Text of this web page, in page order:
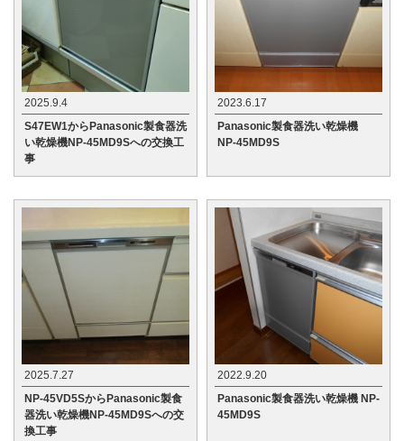
2025.9.4
S47EW1からPanasonic製食器洗
い乾燥機NP-45MD9Sへの交換工
事
2023.6.17
Panasonic製食器洗い乾燥機
NP-45MD9S
2025.7.27
NP-45VD5SからPanasonic製食
器洗い乾燥機NP-45MD9Sへの交
換工事
2022.9.20
Panasonic製食器洗い乾燥機 NP-
45MD9S